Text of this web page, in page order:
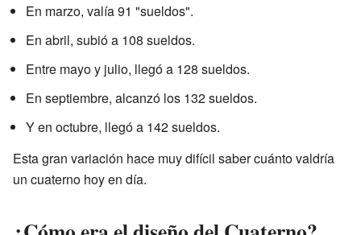
En marzo, valía 91 "sueldos".
En abril, subió a 108 sueldos.
Entre mayo y julio, llegó a 128 sueldos.
En septiembre, alcanzó los 132 sueldos.
Y en octubre, llegó a 142 sueldos.
Esta gran variación hace muy difícil saber cuánto valdría
un cuaterno hoy en día.